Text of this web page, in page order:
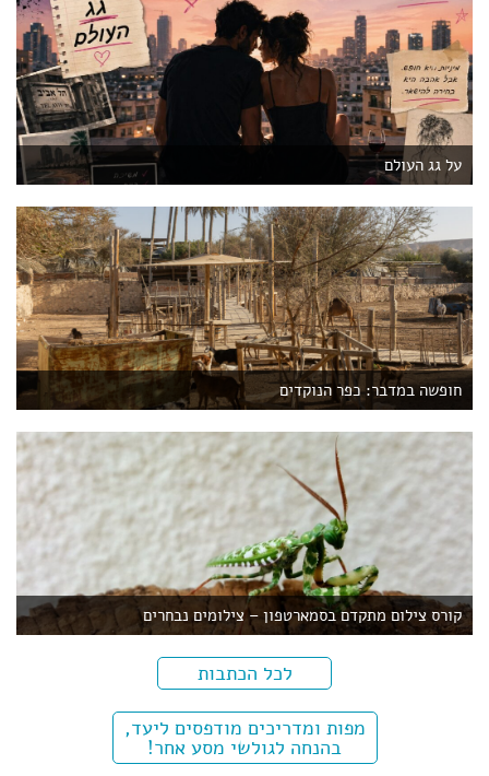
על גג העולם
חופשה במדבר: כפר הנוקדים
קורס צילום מתקדם בסמארטפון – צילומים נבחרים
לכל הכתבות
מפות ומדריכים מודפסים ליעד,
בהנחה לגולשי מסע אחר!